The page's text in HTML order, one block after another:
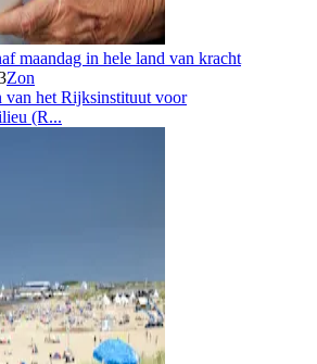
maandag in hele land van kracht
Zon
het Rijksinstituut voor
(R...